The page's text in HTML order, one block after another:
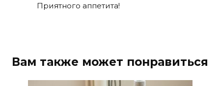
Приятного аппетита!
Вам также может понравиться